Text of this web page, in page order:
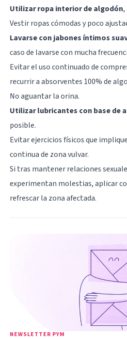
Utilizar ropa interior de algodón
Vestir ropas cómodas y poco
Lavarse con jabones íntimos
caso de lavarse con mucha
Evitar el uso continuado de
recurrir a absorventes 100% de
No aguantar la orina.
Utilizar lubricantes con base de
posible.
Evitar ejercicios físicos que
continua de zona vulvar.
Si tras mantener relaciones
experimentan molestias, aplicar
refrescar la zona afectada.
NEWSLETTER PYM